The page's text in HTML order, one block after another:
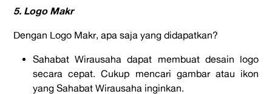
5. Logo Makr
Dengan Logo Makr, apa saja yang didapatkan?
Sahabat Wirausaha dapat membuat desain logo
secara cepat. Cukup mencari gambar atau ikon
yang Sahabat Wirausaha inginkan.